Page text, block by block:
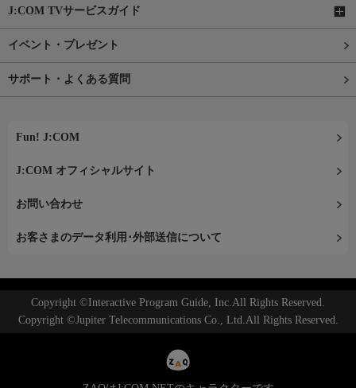
J:COM TVサービスガイド
イベント・プレゼント
サポート・よくある質問
Fun! J:COM
J:COM オフィシャルサイト
お問い合わせ
お客さまのデータ利用･外部送信について
Copyright ©Interactive Program Guide, Inc.All Rights Reserved.
Copyright ©Jupiter Telecommunications Co., Ltd.All Rights Reserved.